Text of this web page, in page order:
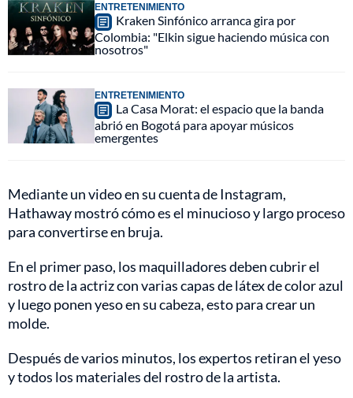
ENTRETENIMIENTO
Kraken Sinfónico arranca gira por
Colombia: "Elkin sigue haciendo música con
nosotros"
ENTRETENIMIENTO
La Casa Morat: el espacio que la banda
abrió en Bogotá para apoyar músicos
emergentes
Mediante un video en su cuenta de Instagram,
Hathaway mostró cómo es el minucioso y largo proceso
para convertirse en bruja.
En el primer paso, los maquilladores deben cubrir el
rostro de la actriz con varias capas de látex de color azul
y luego ponen yeso en su cabeza, esto para crear un
molde.
Después de varios minutos, los expertos retiran el yeso
y todos los materiales del rostro de la artista.